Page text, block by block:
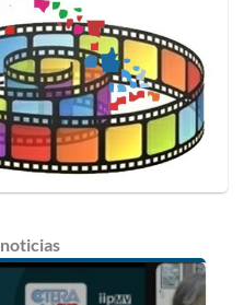
noticias